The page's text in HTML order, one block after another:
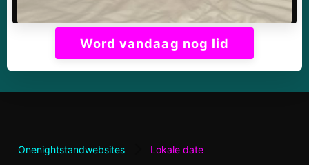
Word vandaag nog lid
Onenightstandwebsites Lokale date